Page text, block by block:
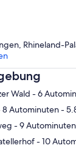
Rhineland-
Wald - 6
8 Autominuten-
- 9 Autominuten
- 10